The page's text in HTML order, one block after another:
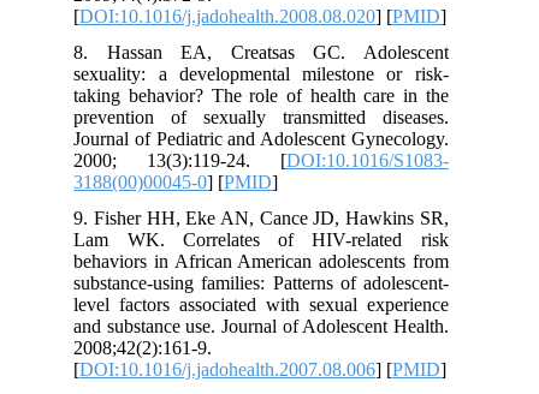
[DOI:10.1016/j.jadohealth.2008.08.020
8. Hassan EA, Creatsas GC.
sexuality: a developmental
taking behavior? The role of health
prevention of sexually transmitted
Journal of Pediatric and Adolescent
2000; 13(3):119-24. [
3188(00)00045-0
9. Fisher HH, Eke AN, Cance JD,
Lam WK. Correlates of HIV-
behaviors in African American
substance-using families: Patterns of
level factors associated with sexual
and substance use. Journal of
[DOI:10.1016/j.jadohealth.2007.08.006